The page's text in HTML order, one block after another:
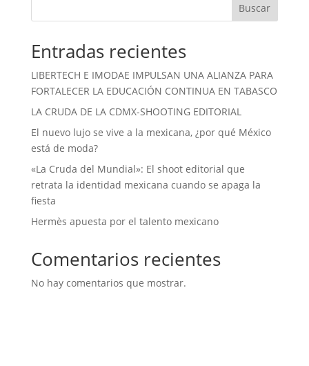
Buscar
Entradas recientes
LIBERTECH E IMODAE IMPULSAN UNA ALIANZA PARA
FORTALECER LA EDUCACIÓN CONTINUA EN TABASCO
LA CRUDA DE LA CDMX-SHOOTING EDITORIAL
El nuevo lujo se vive a la mexicana, ¿por qué México
está de moda?
«La Cruda del Mundial»: El shoot editorial que
retrata la identidad mexicana cuando se apaga la
fiesta
Hermès apuesta por el talento mexicano
Comentarios recientes
No hay comentarios que mostrar.